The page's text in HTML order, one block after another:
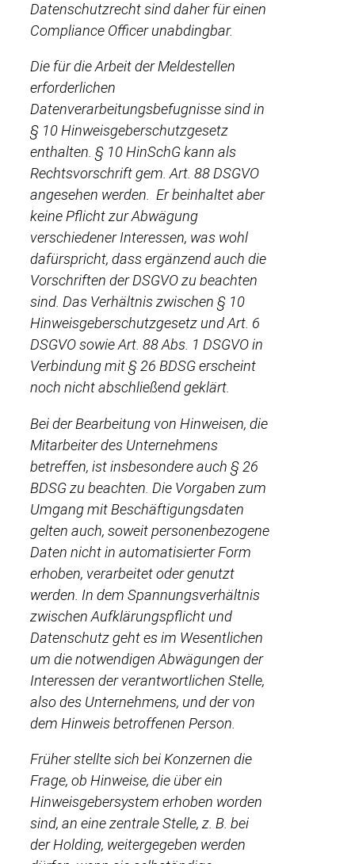
Datenschutzrecht sind daher für einen
Compliance Officer unabdingbar.
Die für die Arbeit der Meldestellen
erforderlichen
Datenverarbeitungsbefugnisse sind in
§ 10 Hinweisgeberschutzgesetz
enthalten. § 10 HinSchG kann als
Rechtsvorschrift gem. Art. 88 DSGVO
angesehen werden. Er beinhaltet aber
keine Pflicht zur Abwägung
verschiedener Interessen, was wohl
dafürspricht, dass ergänzend auch die
Vorschriften der DSGVO zu beachten
sind. Das Verhältnis zwischen § 10
Hinweisgeberschutzgesetz und Art. 6
DSGVO sowie Art. 88 Abs. 1 DSGVO in
Verbindung mit § 26 BDSG erscheint
noch nicht abschließend geklärt.
Bei der Bearbeitung von Hinweisen, die
Mitarbeiter des Unternehmens
betreffen, ist insbesondere auch § 26
BDSG zu beachten. Die Vorgaben zum
Umgang mit Beschäftigungsdaten
gelten auch, soweit personenbezogene
Daten nicht in automatisierter Form
erhoben, verarbeitet oder genutzt
werden. In dem Spannungsverhältnis
zwischen Aufklärungspflicht und
Datenschutz geht es im Wesentlichen
um die notwendigen Abwägungen der
Interessen der verantwortlichen Stelle,
also des Unternehmens, und der von
dem Hinweis betroffenen Person.
Früher stellte sich bei Konzernen die
Frage, ob Hinweise, die über ein
Hinweisgebersystem erhoben worden
sind, an eine zentrale Stelle, z. B. bei
der Holding, weitergegeben werden